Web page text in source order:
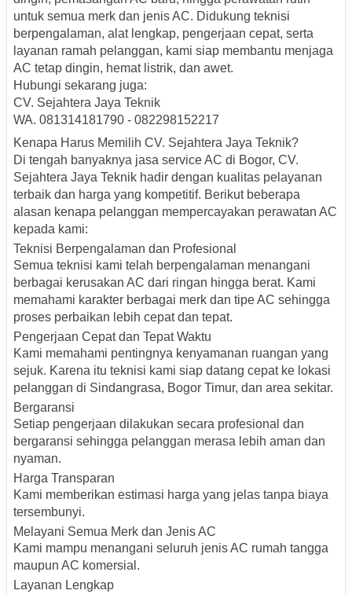
untuk semua merk dan jenis AC. Didukung teknisi
berpengalaman, alat lengkap, pengerjaan cepat, serta
layanan ramah pelanggan, kami siap membantu menjaga
AC tetap dingin, hemat listrik, dan awet.
Hubungi sekarang juga:
CV. Sejahtera Jaya Teknik
WA. 081314181790 - 082298152217
Kenapa Harus Memilih CV. Sejahtera Jaya Teknik?
Di tengah banyaknya jasa service AC di Bogor, CV.
Sejahtera Jaya Teknik hadir dengan kualitas pelayanan
terbaik dan harga yang kompetitif. Berikut beberapa
alasan kenapa pelanggan mempercayakan perawatan AC
kepada kami:
Teknisi Berpengalaman dan Profesional
Semua teknisi kami telah berpengalaman menangani
berbagai kerusakan AC dari ringan hingga berat. Kami
memahami karakter berbagai merk dan tipe AC sehingga
proses perbaikan lebih cepat dan tepat.
Pengerjaan Cepat dan Tepat Waktu
Kami memahami pentingnya kenyamanan ruangan yang
sejuk. Karena itu teknisi kami siap datang cepat ke lokasi
pelanggan di Sindangrasa, Bogor Timur, dan area sekitar.
Bergaransi
Setiap pengerjaan dilakukan secara profesional dan
bergaransi sehingga pelanggan merasa lebih aman dan
nyaman.
Harga Transparan
Kami memberikan estimasi harga yang jelas tanpa biaya
tersembunyi.
Melayani Semua Merk dan Jenis AC
Kami mampu menangani seluruh jenis AC rumah tangga
maupun AC komersial.
Layanan Lengkap